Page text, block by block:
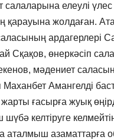
салаларына елеулі
қарауына жолдаған.
ардагерлері
Сқақов, өнеркәсіп
мәдениет
Амангелді
ғасырға жуық
келтіруге
азаматтарға